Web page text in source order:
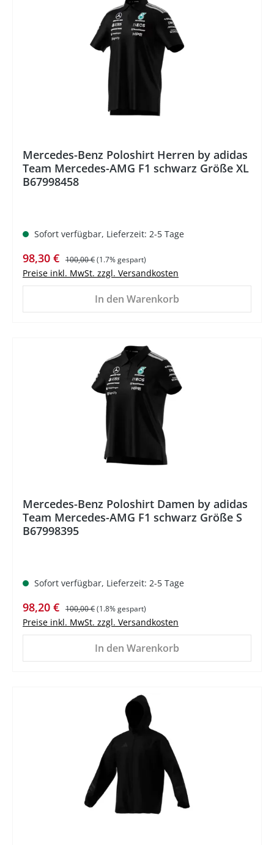
Mercedes-Benz Poloshirt Herren by adidas
Team Mercedes-AMG F1 schwarz Größe XL
B67998458
Sofort verfügbar, Lieferzeit: 2-5 Tage
Verkaufspreis:
98,30 € Regulärer Preis:
100,00 €(1.7% gespart)
Preise inkl. MwSt. zzgl. Versandkosten
In den Warenkorb
Mercedes-Benz Poloshirt Damen by adidas
Team Mercedes-AMG F1 schwarz Größe S
B67998395
Sofort verfügbar, Lieferzeit: 2-5 Tage
Verkaufspreis:
98,20 € Regulärer Preis:
100,00 €(1.8% gespart)
Preise inkl. MwSt. zzgl. Versandkosten
In den Warenkorb